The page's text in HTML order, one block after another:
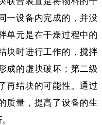
一设备内完成的，并没
单元是在干燥过程中的
块时进行工作的，搅拌
成的虚块破坏；第二级
再结块的可能性。通过
质量，提高了设备的生